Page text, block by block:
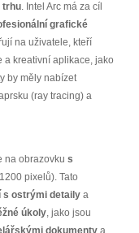
trhu. Intel Arc má za cíl
grafické
na uživatele, kteří
a kreativní aplikace, jako
by měly nabízet
(ray tracing) a
na obrazovku s
pixelů). Tato
s ostrými detaily a
úkoly, jako jsou
dokumenty a